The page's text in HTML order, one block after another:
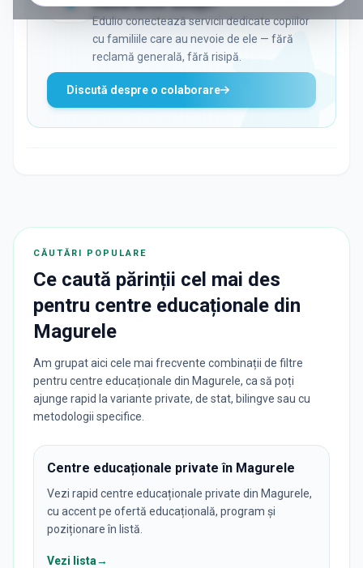
Edulio conectează servicii dedicate copiilor
cu familiile care au nevoie de ele — fără
reclamă generală, fără risipă.
Discută despre o colaborare
CĂUTĂRI POPULARE
Ce caută părinții cel mai des
pentru centre educaționale din
Magurele
Am grupat aici cele mai frecvente combinații de filtre
pentru centre educaționale din Magurele, ca să poți
ajunge rapid la variante private, de stat, bilingve sau cu
metodologii specifice.
Centre educaționale private în Magurele
Vezi rapid centre educaționale private din Magurele,
cu accent pe ofertă educațională, program și
poziționare în listă.
Vezi lista→